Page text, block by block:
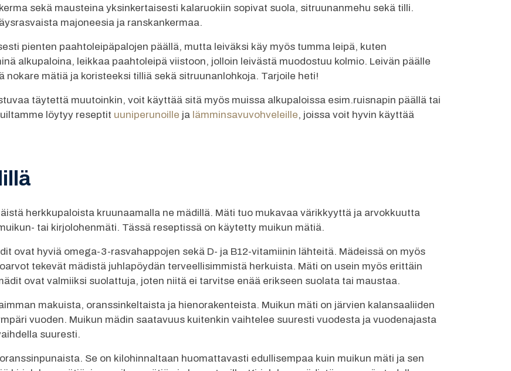
sekä mausteina yksinkertaisesti kalaruokiin sopivat suola, sitruunanmehu sekä tilli.
majoneesia ja ranskankermaa.
pienten paahtoleipäpalojen päällä, mutta leiväksi käy myös tumma leipä, kuten
alkupaloina, leikkaa paahtoleipä viistoon, jolloin leivästä muodostuu kolmio. Leivän päälle
mätiä ja koristeeksi tilliä sekä sitruunanlohkoja. Tarjoile heti!
täytettä muutoinkin, voit käyttää sitä myös muissa alkupaloissa esim.ruisnapin päällä tai
löytyy reseptit uuniperunoille ja lämminsavuvohveleille, joissa voit hyvin käyttää
herkkupaloista kruunaamalla ne mädillä. Mäti tuo mukavaa värikkyyttä ja arvokkuutta
tai kirjolohenmäti. Tässä reseptissä on käytetty muikun mätiä.
ovat hyviä omega-3-rasvahappojen sekä D- ja B12-vitamiinin lähteitä. Mädeissä on myös
tekevät mädistä juhlapöydän terveellisimmistä herkuista. Mäti on usein myös erittäin
ovat valmiiksi suolattuja, joten niitä ei tarvitse enää erikseen suolata tai maustaa.
makuista, oranssinkeltaista ja hienorakenteista. Muikun mäti on järvien kalansaaliiden
vuoden. Muikun mädin saatavuus kuitenkin vaihtelee suuresti vuodesta ja vuodenajasta
suuresti.
Se on kilohinnaltaan huomattavasti edullisempaa kuin muikun mäti ja sen